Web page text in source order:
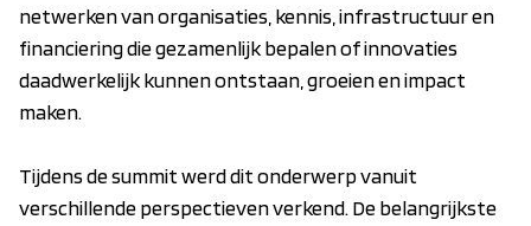
netwerken van organisaties, kennis, infrastructuur en
financiering die gezamenlijk bepalen of innovaties
daadwerkelijk kunnen ontstaan, groeien en impact
maken.
Tijdens de summit werd dit onderwerp vanuit
verschillende perspectieven verkend. De belangrijkste